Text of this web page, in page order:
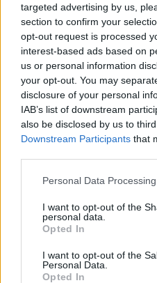
targeted advertising by us,
section to confirm your
opt-out request is processed
interest-based ads based on
us or personal information
your opt-out. You may
disclosure of your personal
IAB’s list of downstream
also be disclosed by us to
Downstream Participants that
Please note that this website/
not limited to your visit or
grant or deny consent to
use your data for below
consent section.
Personal Data
I want to opt-out of the
personal data.
Opted In
I want to opt-out of the
Personal Data.
Opted In
Continue lendo